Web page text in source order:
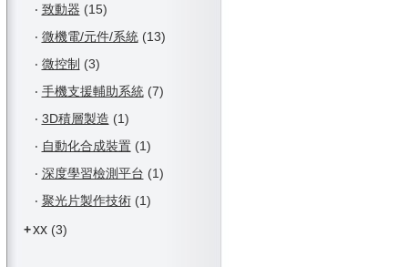
‧ 致動器 (15)
‧ 微機電/元件/系統(13)
‧ 微控制 (3)
‧ 手機支援輔助系統(7)
‧ 3D積層製造 (1)
‧ 自動化合成裝置(1)
‧ 深度學習檢測平台 (1)
‧ 聚光片製作技術(1)
+xx(3)